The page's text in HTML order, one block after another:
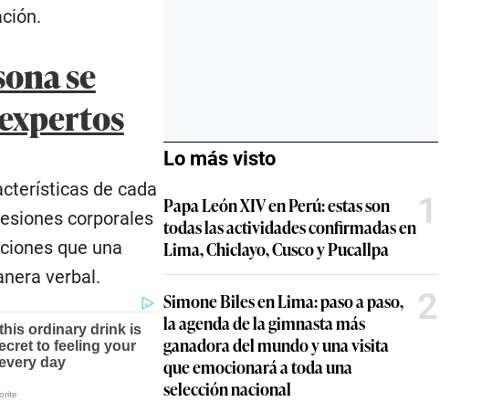
se
de cada
corporales
que una
verbal.
Lo más visto
Papa León XIV en Perú: estas son
todas las actividades confirmadas en
Lima, Chiclayo, Cusco y Pucallpa
1
Simone Biles en Lima: paso a paso,
la agenda de la gimnasta más
ganadora del mundo y una visita
que emocionará a toda una
selección nacional
2